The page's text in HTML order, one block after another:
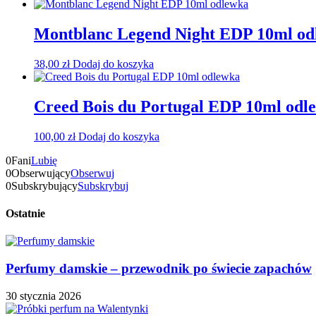
Montblanc Legend Night EDP 10ml
38,00 zł Dodaj do koszyka
Creed Bois du Portugal EDP 10ml
100,00 zł Dodaj do koszyka
0FaniLubię
0ObserwującyObserwuj
0SubskrybującySubskrybuj
Ostatnie
Perfumy damskie – przewodnik po świecie zapachów
30 stycznia 2026